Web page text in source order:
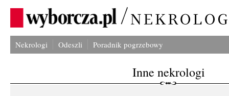
Nekrologi Odeszli Poradnik pogrzebowy
Inne nekrologi